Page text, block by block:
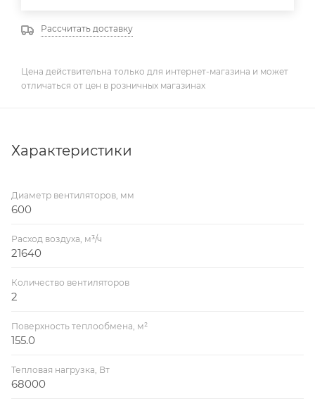
Рассчитать доставку
Цена действительна только для интернет-магазина и может
отличаться от цен в розничных магазинах
Характеристики
Диаметр вентиляторов, мм
600
Расход воздуха, м³/ч
21640
Количество вентиляторов
2
Поверхность теплообмена, м²
155.0
Тепловая нагрузка, Вт
68000